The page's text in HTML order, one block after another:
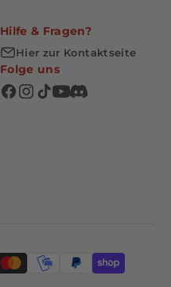
Hilfe & Fragen?
Hier zur Kontaktseite
Folge uns